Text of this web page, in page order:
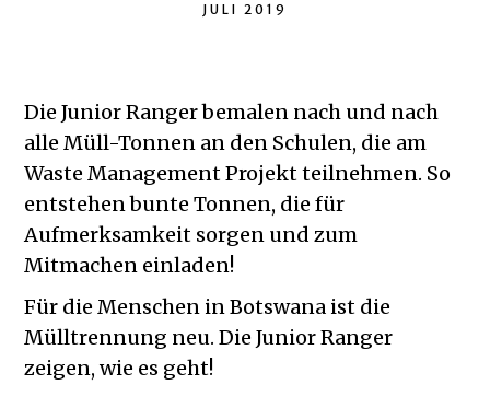
JULI 2019
Die Junior Ranger bemalen nach und nach
alle Müll-Tonnen an den Schulen, die am
Waste Management Projekt teilnehmen. So
entstehen bunte Tonnen, die für
Aufmerksamkeit sorgen und zum
Mitmachen einladen!
Für die Menschen in Botswana ist die
Mülltrennung neu. Die Junior Ranger
zeigen, wie es geht!